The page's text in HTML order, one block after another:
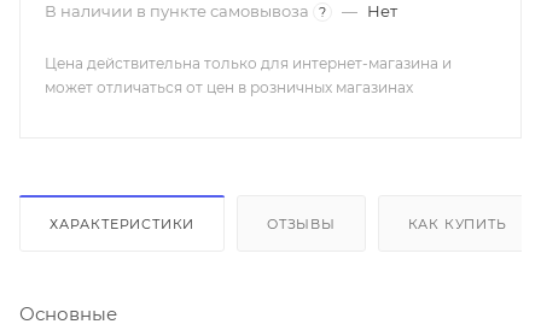
В наличии в пункте самовывоза
? — Нет
Цена действительна только для интернет-магазина и
может отличаться от цен в розничных магазинах
ХАРАКТЕРИСТИКИ ОТЗЫВЫ КАК КУПИТЬ
Основные